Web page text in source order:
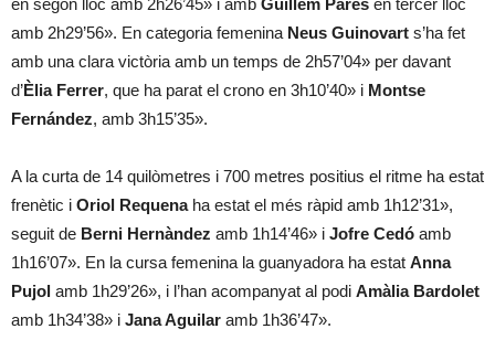
amb 2h29’56». En categoria femenina Neus Guinovart s’ha fet
amb una clara victòria amb un temps de 2h57’04» per davant
d’Èlia Ferrer, que ha parat el crono en 3h10’40» i Montse
Fernández, amb 3h15’35».
A la curta de 14 quilòmetres i 700 metres positius el ritme ha estat
frenètic i Oriol Requenaha estat el més ràpid amb 1h12’31»,
seguit de Berni Hernàndez amb 1h14’46» i Jofre Cedó amb
1h16’07». En la cursa femenina la guanyadora ha estat Anna
Pujol amb 1h29’26», i l’han acompanyat al podi Amàlia Bardolet
amb 1h34’38» i Jana Aguilar amb 1h36’47».